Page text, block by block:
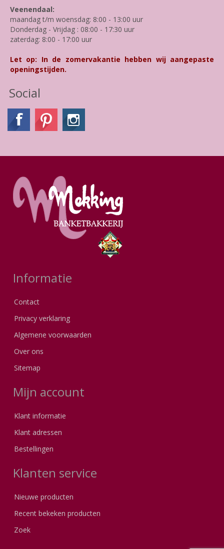
Veenendaal:
maandag t/m woensdag: 8:00 - 13:00 uur
Donderdag - Vrijdag : 08:00 - 17:30 uur
zaterdag: 8:00 - 17:00 uur
Let op: In de zomervakantie hebben wij aangepaste
openingstijden.
Social
Informatie
Contact
Privacy verklaring
Algemene voorwaarden
Over ons
Sitemap
Mijn account
Klant informatie
Klant adressen
Bestellingen
Klanten service
Nieuwe producten
Recent bekeken producten
Zoek